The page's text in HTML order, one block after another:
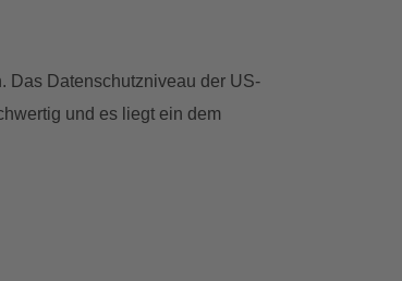
Das Datenschutzniveau der US-
und es liegt ein dem